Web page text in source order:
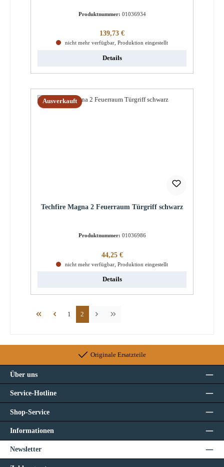
Produktnummer: 01036934
Regulärer Preis:
139,73 €
nicht mehr verfügbar, Produktion eingestellt
Details
Ausverkauft
Techfire Magna 2 Feuerraum Türgriff schwarz
Produktnummer: 01036986
Regulärer Preis:
44,25 €
nicht mehr verfügbar, Produktion eingestellt
Details
Seite
1 Seite
2
Originale Ersatzteile
Über uns
Service-Hotline
Shop-Service
Informationen
Newsletter